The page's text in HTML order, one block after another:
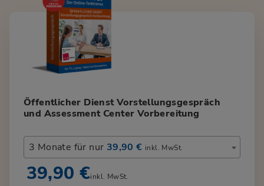
Öffentlicher Dienst Vorstellungsgespräch
und Assessment Center Vorbereitung
3 Monate für nur 39,90 € inkl. MwSt.
39,90 €inkl. MwSt.